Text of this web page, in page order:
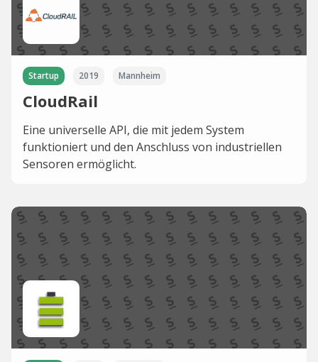
Startup 2019 Mannheim
CloudRail
Eine universelle API, die mit jedem System
funktioniert und den Anschluss von industriellen
Sensoren ermöglicht.